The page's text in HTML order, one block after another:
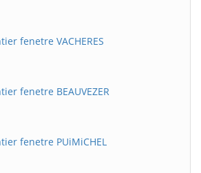
fenetre VACHERES
fenetre BEAUVEZER
fenetre PUiMiCHEL